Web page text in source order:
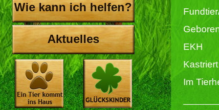
Wie kann ich helfen?
Aktuelles
EKH
Im